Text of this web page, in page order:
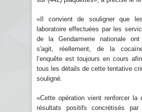
«Il convient de souligner que
laboratoire effectuées par les
de la Gendarmerie nationale
s'agit, réellement, de la
l’enquête est toujours en cours
tous les détails de cette tentative
souligné.
«Cette opération vient renforcer la
résultats positifs concrétisés